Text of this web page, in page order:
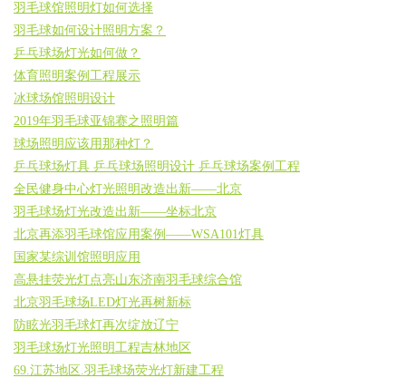
羽毛球馆照明灯如何选择
羽毛球如何设计照明方案？
乒乓球场灯光如何做？
体育照明案例工程展示
冰球场馆照明设计
2019年羽毛球亚锦赛之照明篇
球场照明应该用那种灯？
乒乓球场灯具 乒乓球场照明设计 乒乓球场案例工程
全民健身中心灯光照明改造出新——北京
羽毛球场灯光改造出新——坐标北京
北京再添羽毛球馆应用案例——WSA101灯具
国家某综训馆照明应用
高悬挂荧光灯点亮山东济南羽毛球综合馆
北京羽毛球场LED灯光再树新标
防眩光羽毛球灯再次绽放辽宁
羽毛球场灯光照明工程吉林地区
69.江苏地区.羽毛球场荧光灯新建工程